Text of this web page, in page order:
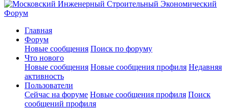
Главная
Форум
Новые сообщения Поиск по форуму
Что нового
Новые сообщения Новые сообщения профиля Недавняя
активность
Пользователи
Сейчас на форуме Новые сообщения профиля Поиск
сообщений профиля